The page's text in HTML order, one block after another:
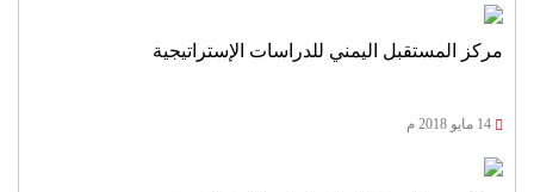
مركز المستقبل اليمني للدراسات الإستراتيجية